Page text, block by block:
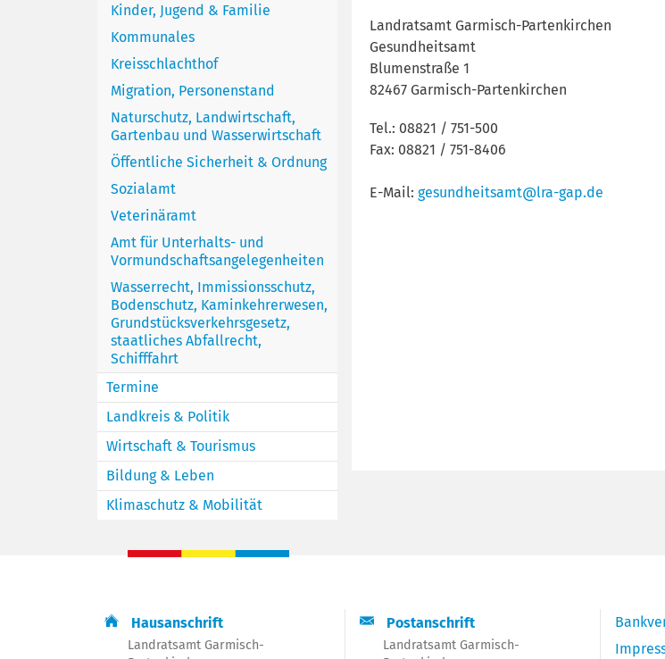
Kinder, Jugend & Familie
Kommunales
Kreisschlachthof
Migration, Personenstand
Naturschutz, Landwirtschaft,
Gartenbau und Wasserwirtschaft
Öffentliche Sicherheit & Ordnung
Sozialamt
Veterinäramt
Amt für Unterhalts- und
Vormundschaftsangelegenheiten
Wasserrecht, Immissionsschutz,
Bodenschutz, Kaminkehrerwesen,
Grundstücksverkehrsgesetz,
staatliches Abfallrecht,
Schifffahrt
Termine
Landkreis & Politik
Wirtschaft & Tourismus
Bildung & Leben
Klimaschutz & Mobilität
Landratsamt Garmisch-Partenkirchen
Gesundheitsamt
Blumenstraße 1
82467 Garmisch-Partenkirchen
Tel.: 08821 / 751-500
Fax: 08821 / 751-8406
E-Mail:gesundheitsamt@lra-gap.de
Hausanschrift
Landratsamt Garmisch-
Postanschrift
Landratsamt Garmisch-